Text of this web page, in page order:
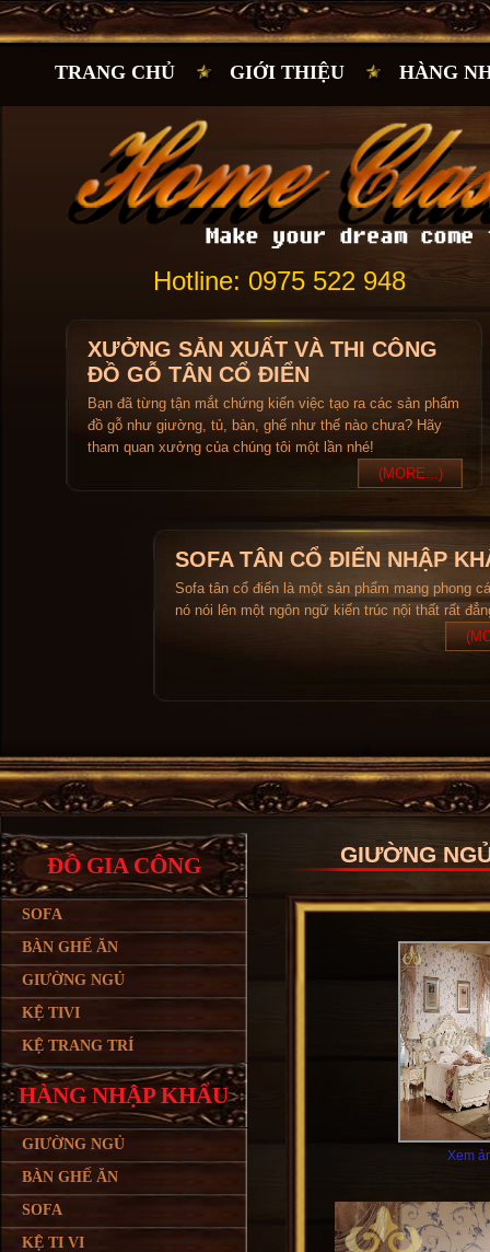
TRANG CHỦ GIỚI THIỆU HÀNG
Hotline: 0975 522 948
XƯỞNG SẢN XUẤT VÀ THI CÔNG
ĐỒ GỖ TÂN CỔ ĐIỂN
Bạn đã từng tận mắt chứng kiến việc tạo ra các sản phẩm
đồ gỗ như giường, tủ, bàn, ghế như thế nào chưa? Hãy
tham quan xưởng của chúng tôi một lần nhé!
(MORE...)
SOFA TÂN CỔ ĐIỂN NHẬP
Sofa tân cổ điển là một sản phẩm mang phong
nó nói lên một ngôn ngữ kiến trúc nội thất rất
ĐỒ GIA CÔNG
SOFA
BÀN GHẾ ĂN
GIƯỜNG NGỦ
KỆ TIVI
KỆ TRANG TRÍ
HÀNG NHẬP KHẨU
GIƯỜNG NGỦ
BÀN GHẾ ĂN
SOFA
KỆ TI VI
GIƯỜNG
Xem